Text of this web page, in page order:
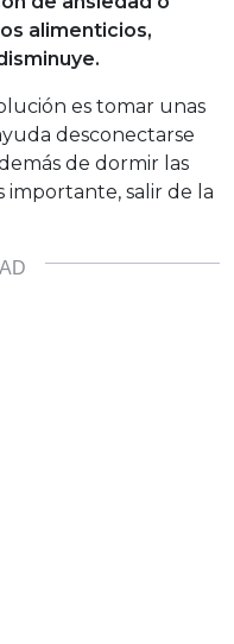
alimenticios,
es tomar unas
desconectarse
de dormir las
importante, salir de la